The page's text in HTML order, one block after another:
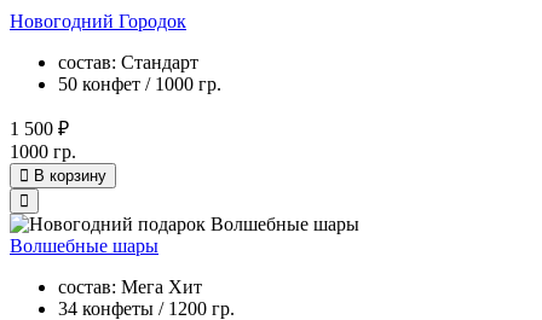
Новогодний Городок
состав: Стандарт
50 конфет / 1000 гр.
1 500 ₽
1000 гр.
В корзину
Волшебные шары
состав: Мега Хит
34 конфеты / 1200 гр.